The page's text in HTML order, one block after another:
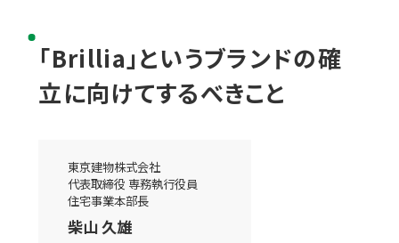
「Brillia」というブランドの確
立に向けてするべきこと
東京建物株式会社
代表取締役 専務執行役員
住宅事業本部長
柴山 久雄